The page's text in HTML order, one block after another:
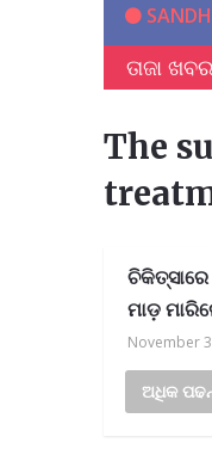
ତାଜା ଖବର
ନୀବାସରେ ଛାତ୍ରୀ ଙ୍କ
The
ମାଡ଼
November
ଅଧିକ